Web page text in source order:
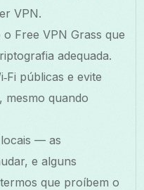
VPN.
Free VPN Grass que
adequada.
públicas e evite
mesmo quando
— as
e alguns
que proíbem o